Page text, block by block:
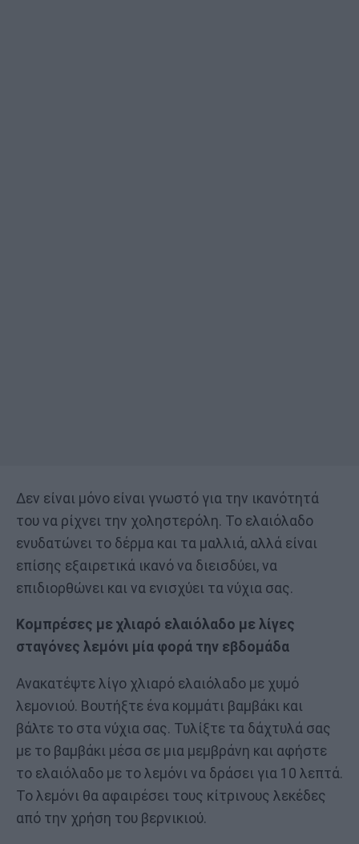
Δεν είναι μόνο είναι γνωστό για την ικανότητά
του να ρίχνει την χοληστερόλη. Το ελαιόλαδο
ενυδατώνει το δέρμα και τα μαλλιά, αλλά είναι
επίσης εξαιρετικά ικανό να διεισδύει, να
επιδιορθώνει και να ενισχύει τα νύχια σας.
Κομπρέσες με χλιαρό ελαιόλαδο με λίγες
σταγόνες λεμόνι μία φορά την εβδομάδα
Ανακατέψτε λίγο χλιαρό ελαιόλαδο με χυμό
λεμονιού. Βουτήξτε ένα κομμάτι βαμβάκι και
βάλτε το στα νύχια σας. Τυλίξτε τα δάχτυλά σας
με το βαμβάκι μέσα σε μια μεμβράνη και αφήστε
το ελαιόλαδο με το λεμόνι να δράσει για 10 λεπτά.
Το λεμόνι θα αφαιρέσει τους κίτρινους λεκέδες
από την χρήση του βερνικιού.